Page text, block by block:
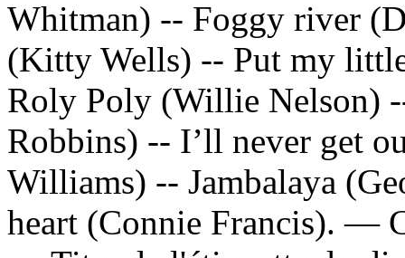
Whitman) -- Foggy river
(Kitty Wells) -- Put my
Roly Poly (Willie Nelson)
Robbins) -- I’ll never get
Williams) -- Jambalaya
heart (Connie Francis). —